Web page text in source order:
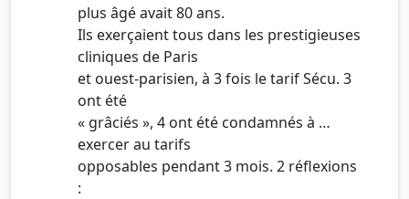
plus âgé avait 80 ans.
Ils exerçaient tous dans les prestigieuses
cliniques de Paris
et ouest-parisien, à 3 fois le tarif Sécu. 3
ont été
« grâciés », 4 ont été condamnés à …
exercer au tarifs
opposables pendant 3 mois. 2 réflexions
: